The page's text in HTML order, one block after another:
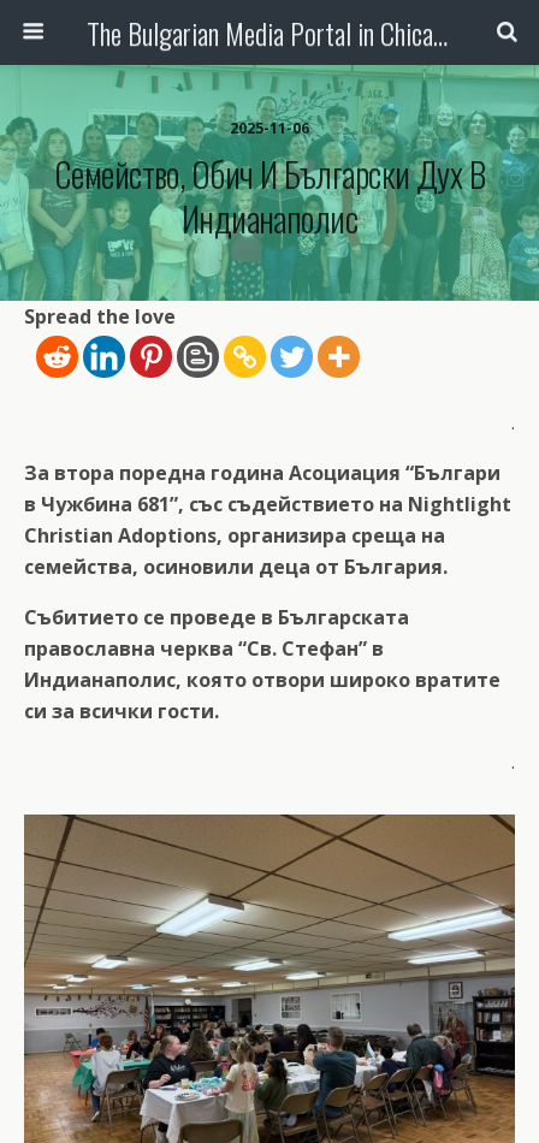
The Bulgarian Media Portal in Chicago
2025-11-06
Семейство, Обич И Български Дух В
Индианаполис
Spread the love
.
За втора поредна година Асоциация “Българи
в Чужбина 681”, със съдействието на Nightlight
Christian Adoptions, организира среща на
семейства, осиновили деца от България.
Събитието се проведе в Българската
православна черква “Св. Стефан” в
Индианаполис, която отвори широко вратите
си за всички гости.
.